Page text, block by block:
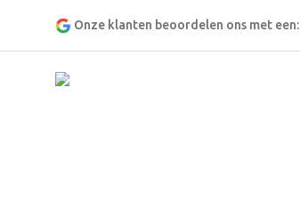
Onze klanten beoordelen ons met een: